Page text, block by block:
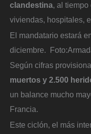
clandestina, al
viviendas, hospitales,
El mandatario estará
diciembre. Foto:
Según cifras
muertos y 2.500
un balance mucho
Francia.
Este ciclón, el más